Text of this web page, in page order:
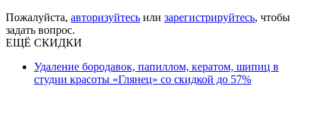
Пожалуйста, авторизуйтесь или зарегистрируйтесь, чтобы
задать вопрос.
ЕЩЁ СКИДКИ
Удаление бородавок, папиллом, кератом, шипиц в
студии красоты «Глянец» со скидкой до 57%